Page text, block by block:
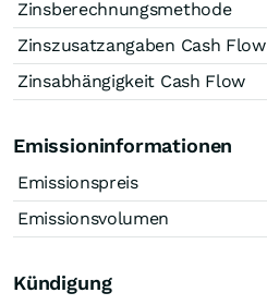
Zinsberechnungsmethode
Zinszusatzangaben Cash Flow
Zinsabhängigkeit Cash Flow
Emissioninformationen
Emissionspreis
Emissionsvolumen
Kündigung